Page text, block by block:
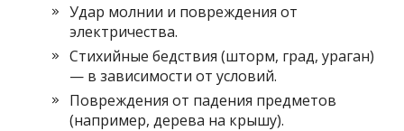
Удар молнии и повреждения от
электричества.
Стихийные бедствия (шторм, град, ураган)
— в зависимости от условий.
Повреждения от падения предметов
(например, дерева на крышу).